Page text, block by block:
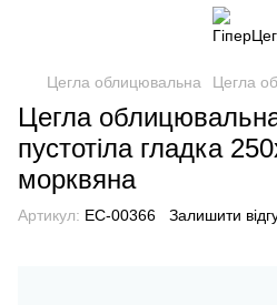
Цегла облицювальна Цегла
Цегла
пустотіла гладка
морквяна
Артикул: EC-00366 Залишити